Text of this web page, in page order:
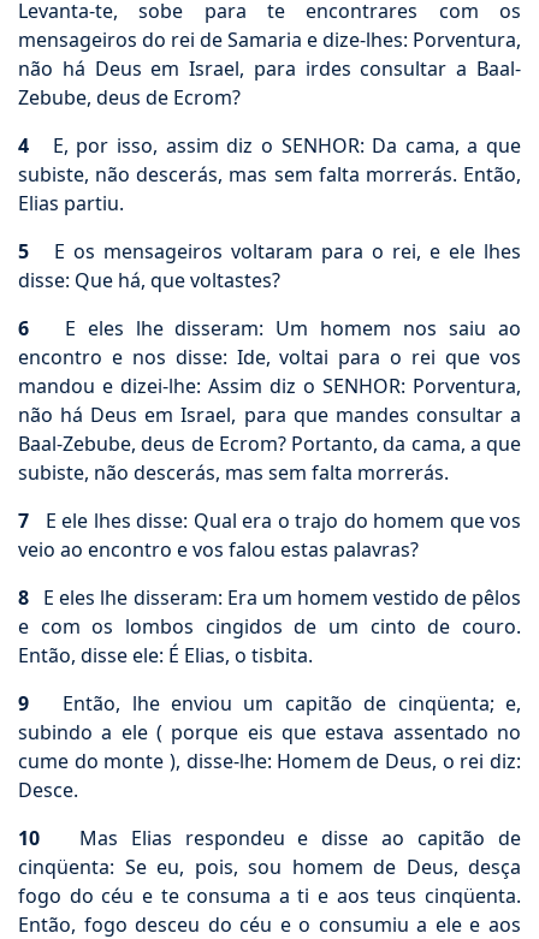
Levanta-te, sobe para te encontrares com os
mensageiros do rei de Samaria e dize-lhes: Porventura,
não há Deus em Israel, para irdes consultar a Baal-
Zebube, deus de Ecrom?
4 E, por isso, assim diz o SENHOR: Da cama, a que
subiste, não descerás, mas sem falta morrerás. Então,
Elias partiu.
5 E os mensageiros voltaram para o rei, e ele lhes
disse: Que há, que voltastes?
6 E eles lhe disseram: Um homem nos saiu ao
encontro e nos disse: Ide, voltai para o rei que vos
mandou e dizei-lhe: Assim diz o SENHOR: Porventura,
não há Deus em Israel, para que mandes consultar a
Baal-Zebube, deus de Ecrom? Portanto, da cama, a que
subiste, não descerás, mas sem falta morrerás.
7 E ele lhes disse: Qual era o trajo do homem que vos
veio ao encontro e vos falou estas palavras?
8 E eles lhe disseram: Era um homem vestido de pêlos
e com os lombos cingidos de um cinto de couro.
Então, disse ele: É Elias, o tisbita.
9 Então, lhe enviou um capitão de cinqüenta; e,
subindo a ele ( porque eis que estava assentado no
cume do monte ), disse-lhe: Homem de Deus, o rei diz:
Desce.
10 Mas Elias respondeu e disse ao capitão de
cinqüenta: Se eu, pois, sou homem de Deus, desça
fogo do céu e te consuma a ti e aos teus cinqüenta.
Então, fogo desceu do céu e o consumiu a ele e aos